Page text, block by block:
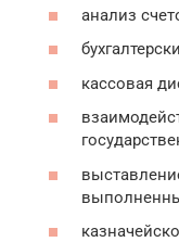
анализ
кассовая